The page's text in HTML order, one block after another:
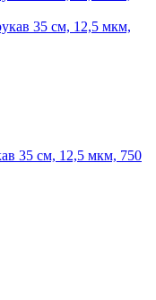
35 см, 12,5 мкм, 750